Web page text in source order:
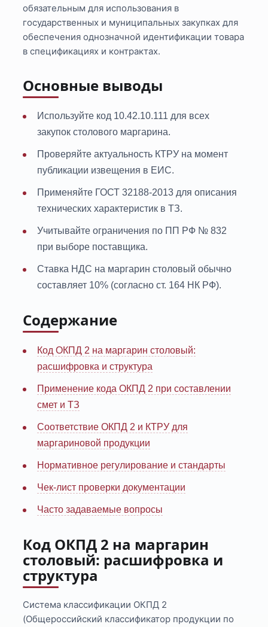
обязательным для использования в
государственных и муниципальных закупках для
обеспечения однозначной идентификации товара
в спецификациях и контрактах.
Основные выводы
Используйте код 10.42.10.111 для всех
закупок столового маргарина.
Проверяйте актуальность КТРУ на момент
публикации извещения в ЕИС.
Применяйте ГОСТ 32188-2013 для описания
технических характеристик в ТЗ.
Учитывайте ограничения по ПП РФ № 832
при выборе поставщика.
Ставка НДС на маргарин столовый обычно
составляет 10% (согласно ст. 164 НК РФ).
Содержание
Код ОКПД 2 на маргарин столовый:
расшифровка и структура
Применение кода ОКПД 2 при составлении
смет и ТЗ
Соответствие ОКПД 2 и КТРУ для
маргариновой продукции
Нормативное регулирование и стандарты
Чек-лист проверки документации
Часто задаваемые вопросы
Код ОКПД 2 на маргарин
столовый: расшифровка и
структура
Система классификации ОКПД 2
(Общероссийский классификатор продукции по